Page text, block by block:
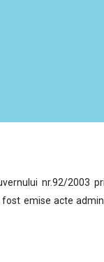
nr.92/2003
emise acte